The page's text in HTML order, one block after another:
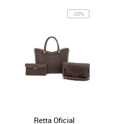
-20%
Retta Oficial